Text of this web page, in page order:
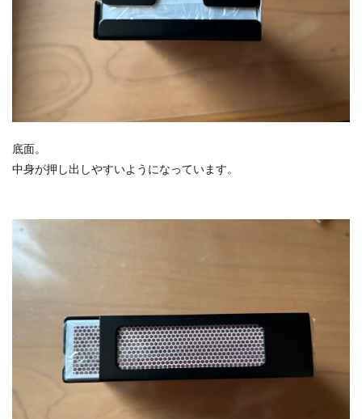
底面。
中身が押し出しやすいようになっています。